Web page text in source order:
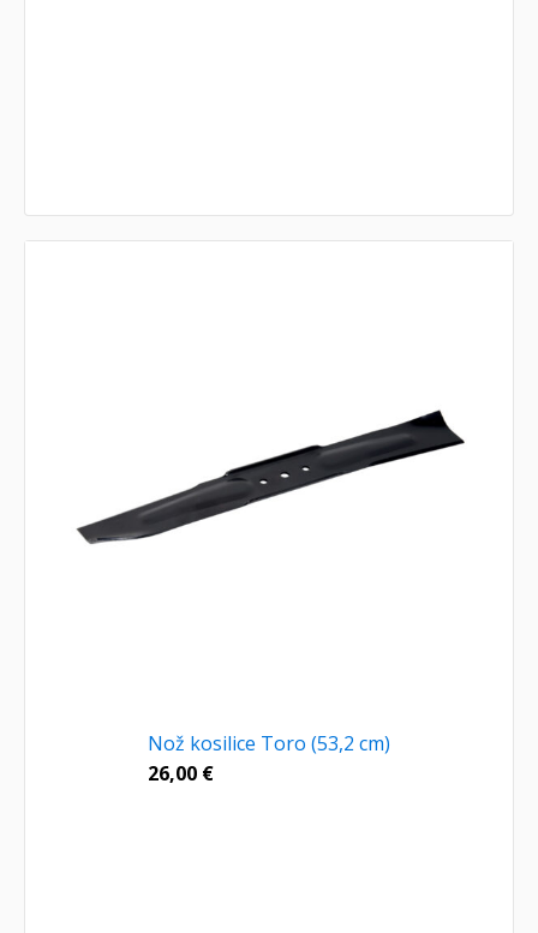
Nož kosilice Toro (53,2 cm)
26,00 €